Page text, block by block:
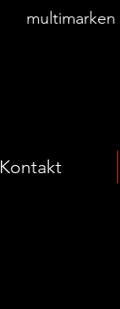
multimarken
Kontakt